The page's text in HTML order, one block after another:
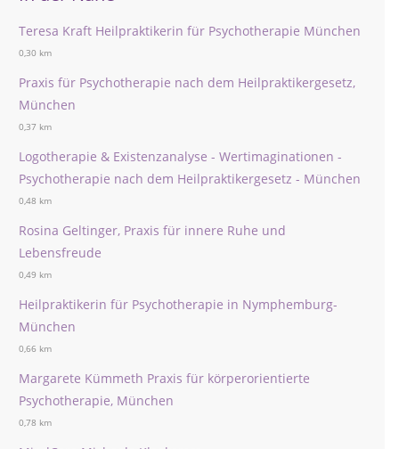
Teresa Kraft Heilpraktikerin für Psychotherapie München
0,30 km
Praxis für Psychotherapie nach dem Heilpraktikergesetz,
München
0,37 km
Logotherapie & Existenzanalyse - Wertimaginationen -
Psychotherapie nach dem Heilpraktikergesetz - München
0,48 km
Rosina Geltinger, Praxis für innere Ruhe und
Lebensfreude
0,49 km
Heilpraktikerin für Psychotherapie in Nymphemburg-
München
0,66 km
Margarete Kümmeth Praxis für körperorientierte
Psychotherapie, München
0,78 km